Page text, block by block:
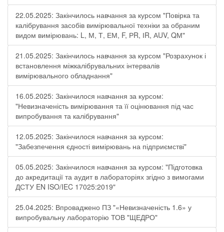
22.05.2025: Закінчилось навчання за курсом "Повірка та
калібрування засобів вимірювальної техніки за обраним
видом вимірювань: L, М, Т, ЕМ, F, РR, ІR, АUV, QМ"
21.05.2025: Закінчилось навчання за курсом "Розрахунок і
встановлення міжкалібрувальних інтервалів
вимірювального обладнання"
16.05.2025: Закінчилося навчання за курсом:
"Невизначеність вимірювання та її оцінювання під час
випробування та калібрування"
12.05.2025: Закінчилося навчання за курсом:
"Забезпечення єдності вимірювань на підприємстві"
05.05.2025: Закінчилося навчання за курсом: "Підготовка
до акредитації та аудит в лабораторіях згідно з вимогами
ДСТУ EN ISO/IEC 17025:2019"
25.04.2025: Впроваджено ПЗ "«Невизначеність 1.6» у
випробувальну лабораторію ТОВ "ЩЕДРО"